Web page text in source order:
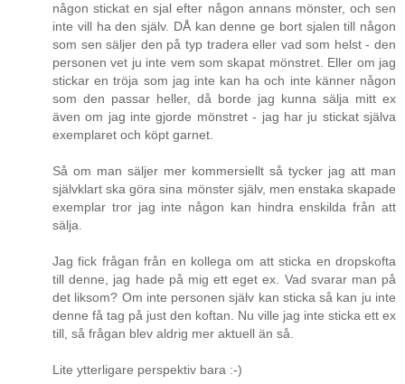
någon stickat en sjal efter någon annans mönster, och sen
inte vill ha den själv. DÅ kan denne ge bort sjalen till någon
som sen säljer den på typ tradera eller vad som helst - den
personen vet ju inte vem som skapat mönstret. Eller om jag
stickar en tröja som jag inte kan ha och inte känner någon
som den passar heller, då borde jag kunna sälja mitt ex
även om jag inte gjorde mönstret - jag har ju stickat själva
exemplaret och köpt garnet.
Så om man säljer mer kommersiellt så tycker jag att man
självklart ska göra sina mönster själv, men enstaka skapade
exemplar tror jag inte någon kan hindra enskilda från att
sälja.
Jag fick frågan från en kollega om att sticka en dropskofta
till denne, jag hade på mig ett eget ex. Vad svarar man på
det liksom? Om inte personen själv kan sticka så kan ju inte
denne få tag på just den koftan. Nu ville jag inte sticka ett ex
till, så frågan blev aldrig mer aktuell än så.
Lite ytterligare perspektiv bara :-)